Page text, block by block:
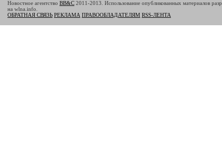
Новостное агентство BB&C 2011-2013. Использование опубликованных материалов
на wlna.info.
ОБРАТНАЯ СВЯЗЬ РЕКЛАМА ПРАВООБЛАДАТЕЛЯМ RSS-ЛЕНТА